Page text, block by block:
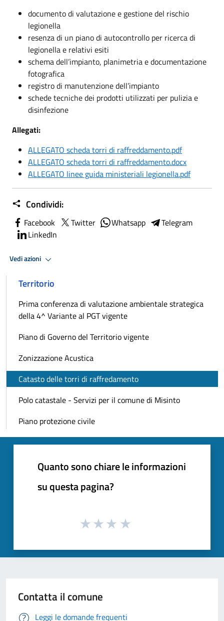
documento di valutazione e gestione del rischio
legionella
resenza di un piano di autocontrollo per ricerca di
legionella e relativi esiti
schema dell’impianto, planimetria e documentazione
fotografica
registro di manutenzione dell’impianto
schede tecniche dei prodotti utilizzati per pulizia e
disinfezione
Allegati:
ALLEGATO scheda torri di raffreddamento.pdf
ALLEGATO scheda torri di raffreddamento.docx
ALLEGATO linee guida ministeriali legionella.pdf
Condividi:
Facebook Twitter Whatsapp
Telegram
LinkedIn
Vedi azioni
Territorio
Prima conferenza di valutazione ambientale strategica
della 4^ Variante al PGT vigente
Piano di Governo del Territorio vigente
Zonizzazione Acustica
Catasto delle torri di raffredamento
Polo catastale - Servizi per il comune di Misinto
Piano protezione civile
Quanto sono chiare le informazioni
su questa pagina?
Contatta il comune
Leggi le domande frequenti